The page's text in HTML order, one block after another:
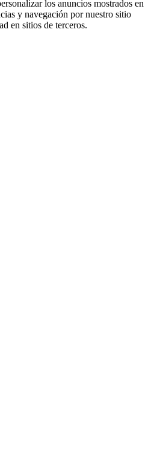
los anuncios mostrados en
y navegación por nuestro sitio
en sitios de terceros.